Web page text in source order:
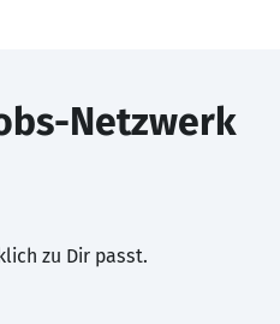
Netzwerk
zu Dir passt.